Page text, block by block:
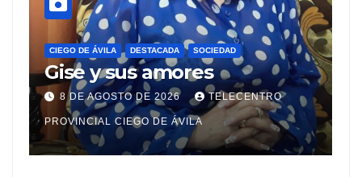
CIEGO DE ÁVILA DESTACADA SOCIEDAD
Gise y sus amores
8 DE AGOSTO DE 2026 TELECENTRO
PROVINCIAL CIEGO DE ÁVILA